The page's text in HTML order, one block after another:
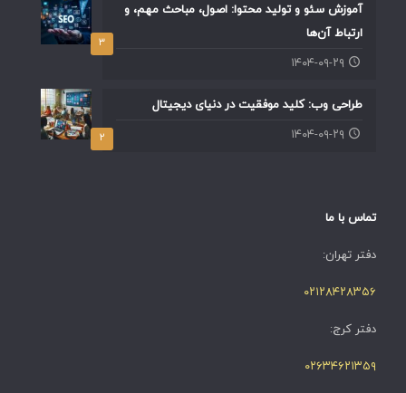
۳
آموزش سئو و تولید محتوا: اصول، مباحث مهم، و
ارتباط آن‌ها
۱۴۰۴-۰۹-۲۹
۲
طراحی وب: کلید موفقیت در دنیای دیجیتال
۱۴۰۴-۰۹-۲۹
تماس با ما
دفتر تهران:
۰۲۱۲۸۴۲۸۳۵۶
دفتر کرج:
۰۲۶۳۴۶۲۱۳۵۹